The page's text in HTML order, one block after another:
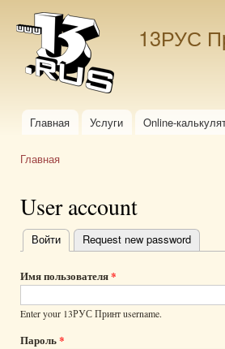
13РУС
Главное меню
Главная Услуги Online-
Главная
User account
Главные
вкладки
Войти (активная вкладка)
Request new password
Имя пользователя*
Enter your 13РУС Принт username.
Пароль*